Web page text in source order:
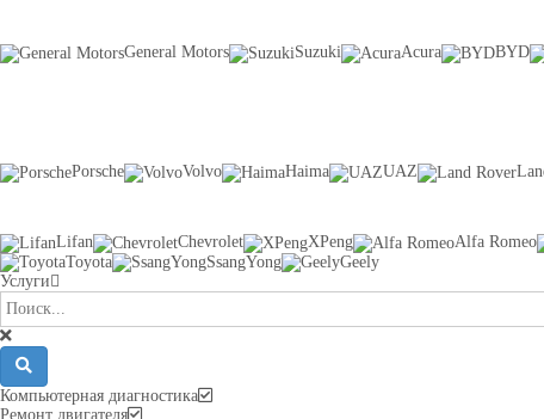
General Motors Suzuki Acura BYD
Porsche Volvo Haima UAZ
Lifan Chevrolet XPeng Alfa Romeo
Toyota
SsangYong
Geely
Услуги
Компьютерная диагностика
Ремонт двигателя